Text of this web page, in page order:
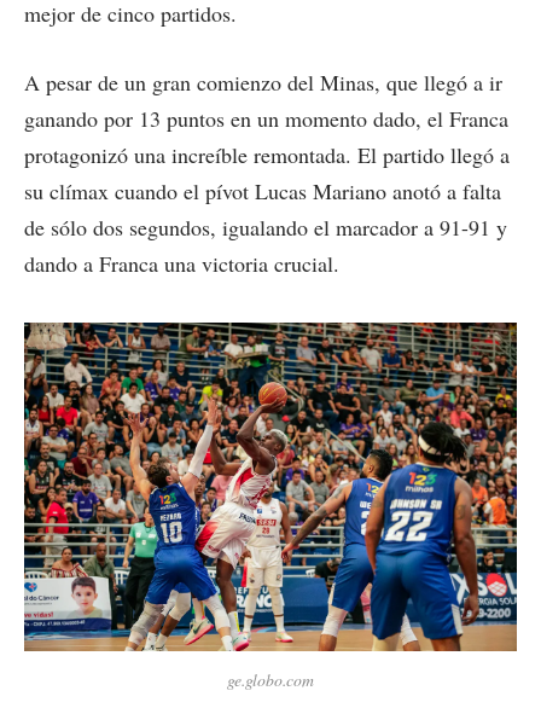
mejor de cinco partidos.
A pesar de un gran comienzo del Minas, que llegó a ir
ganando por 13 puntos en un momento dado, el Franca
protagonizó una increíble remontada. El partido llegó a
su clímax cuando el pívot Lucas Mariano anotó a falta
de sólo dos segundos, igualando el marcador a 91-91 y
dando a Franca una victoria crucial.
ge.globo.com